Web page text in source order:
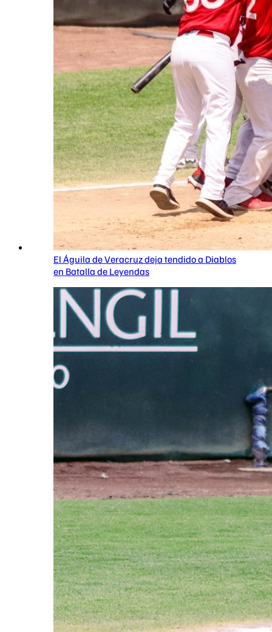
El Águila de Veracruz deja tendido a Diablos
en Batalla de Leyendas